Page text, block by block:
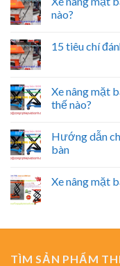
nào?
15 tiêu chí
Xe nâng mặt
thế nào?
Hướng dẫn
bàn
Xe nâng mặt
TÌM SẢN PHẨM